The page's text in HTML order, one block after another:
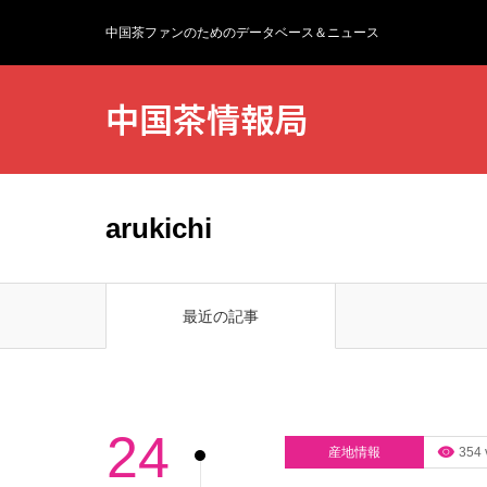
中国茶ファンのためのデータベース＆ニュース
中国茶情報局
arukichi
最近の記事
24 産地情報 354